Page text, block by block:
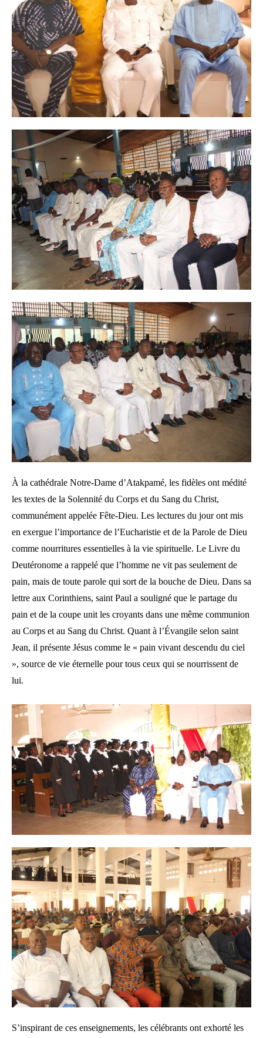
À la cathédrale Notre-Dame d’Atakpamé, les fidèles ont médité
les textes de la Solennité du Corps et du Sang du Christ,
communément appelée Fête-Dieu. Les lectures du jour ont mis
en exergue l’importance de l’Eucharistie et de la Parole de Dieu
comme nourritures essentielles à la vie spirituelle. Le Livre du
Deutéronome a rappelé que l’homme ne vit pas seulement de
pain, mais de toute parole qui sort de la bouche de Dieu. Dans sa
lettre aux Corinthiens, saint Paul a souligné que le partage du
pain et de la coupe unit les croyants dans une même communion
au Corps et au Sang du Christ. Quant à l’Évangile selon saint
Jean, il présente Jésus comme le « pain vivant descendu du ciel
», source de vie éternelle pour tous ceux qui se nourrissent de
lui.
S’inspirant de ces enseignements, les célébrants ont exhorté les